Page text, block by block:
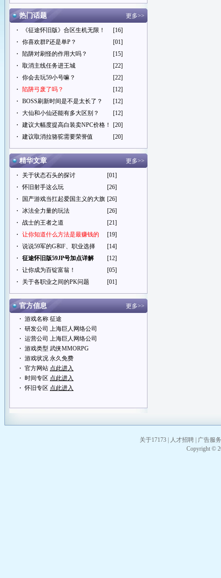
热门话题 更多>>
・ 《征途怀旧版》合区生机无限！
[16]
・
你喜欢群P还是单P？
[01]
・
陷阱对刷怪的作用大吗？
[15]
・
取消主线任务进王城
[22]
・
你会去玩59小号嘛？
[22]
・
陷阱弓废了吗？
[12]
・
BOSS刷新时间是不是太长了？
[12]
・
大仙和小仙还能有多大区别？
[12]
・
建议大幅度提高白装卖NPC价格！
[20]
・
建议取消拉骆驼需要荣誉值 [20]
精华文章 更多>>
・ 关于状态石头的探讨
[01]
・
怀旧射手这么玩
[26]
・
国产游戏当扛起爱国主义的大旗 [26]
・
冰法全力量的玩法
[26]
・
战士的王者之道
[21]
・
让你知道什么方法是最赚钱的
[19]
・
说说59军的G和F、职业选择
[14]
・
征途怀旧版59JP号加点详解
[12]
・
让你成为百锭富翁！
[05]
・
关于各职业之间的PK问题 [01]
官方信息
更多>>
・ 游戏名称 征途
・ 研发公司 上海巨人网络公司
・ 运营公司 上海巨人网络公司
・ 游戏类型 武侠MMORPG
・ 游戏状况 永久免费
・ 官方网站 点此进入
・ 时间专区 点此进入
・ 怀旧专区 点此进入
关于17173 人才招聘
广告服务
Copyright ©